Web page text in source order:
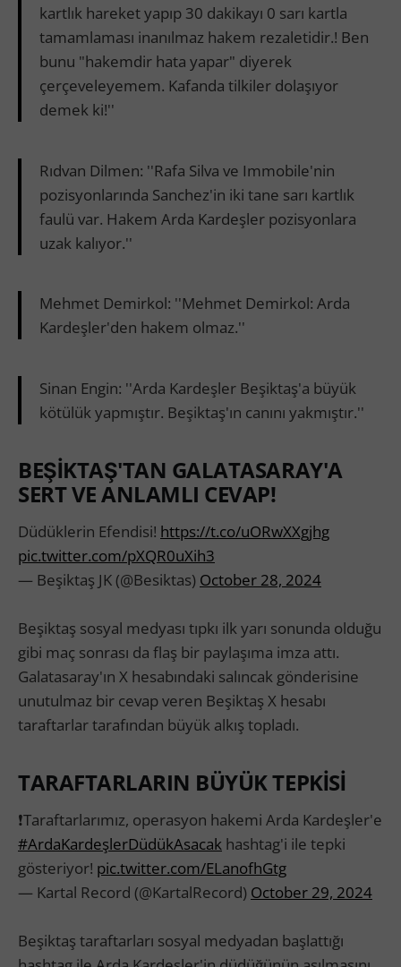
kartlık hareket yapıp 30 dakikayı 0 sarı kartla
tamamlaması inanılmaz hakem rezaletidir.! Ben
bunu "hakemdir hata yapar" diyerek
çerçeveleyemem. Kafanda tilkiler dolaşıyor
demek ki!''
Rıdvan Dilmen: ''Rafa Silva ve Immobile'nin
pozisyonlarında Sanchez'in iki tane sarı kartlık
faulü var. Hakem Arda Kardeşler pozisyonlara
uzak kalıyor.''
Mehmet Demirkol: ''Mehmet Demirkol: Arda
Kardeşler'den hakem olmaz.''
Sinan Engin: ''Arda Kardeşler Beşiktaş'a büyük
kötülük yapmıştır. Beşiktaş'ın canını yakmıştır.''
BEŞİKTAŞ'TAN GALATASARAY'A
SERT VE ANLAMLI CEVAP!
Düdüklerin Efendisi! https://t.co/uORwXXgjhg
pic.twitter.com/pXQR0uXih3
— Beşiktaş JK (@Besiktas) October 28, 2024
Beşiktaş sosyal medyası tıpkı ilk yarı sonunda olduğu
gibi maç sonrası da flaş bir paylaşıma imza attı.
Galatasaray'ın X hesabındaki salıncak gönderisine
unutulmaz bir cevap veren Beşiktaş X hesabı
taraftarlar tarafından büyük alkış topladı.
TARAFTARLARIN BÜYÜK TEPKİSİ
❗️Taraftarlarımız, operasyon hakemi Arda Kardeşler'e
#ArdaKardeşlerDüdükAsacak hashtag'i ile tepki
gösteriyor! pic.twitter.com/ELanofhGtg
— Kartal Record (@KartalRecord) October 29, 2024
Beşiktaş taraftarları sosyal medyadan başlattığı